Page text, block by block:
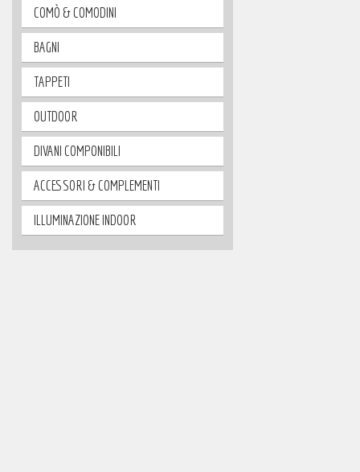
COMÒ & COMODINI
BAGNI
TAPPETI
OUTDOOR
DIVANI COMPONIBILI
ACCESSORI & COMPLEMENTI
ILLUMINAZIONE INDOOR